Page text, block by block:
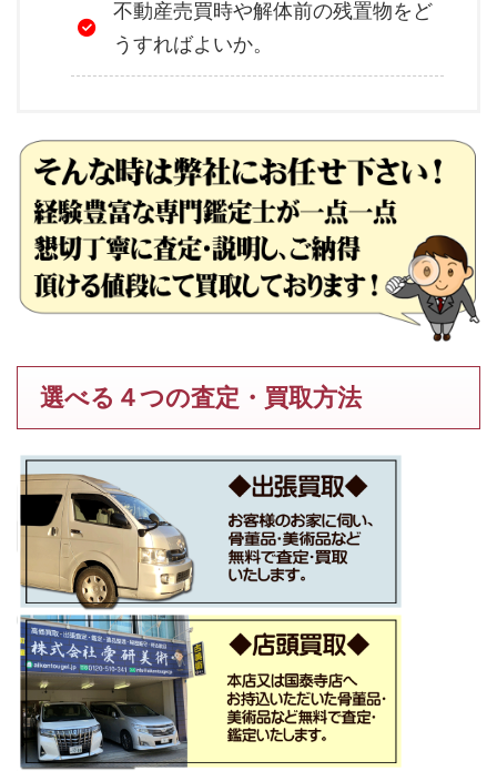
不動産売買時や解体前の残置物をど
うすればよいか。
選べる４つの査定・買取方法